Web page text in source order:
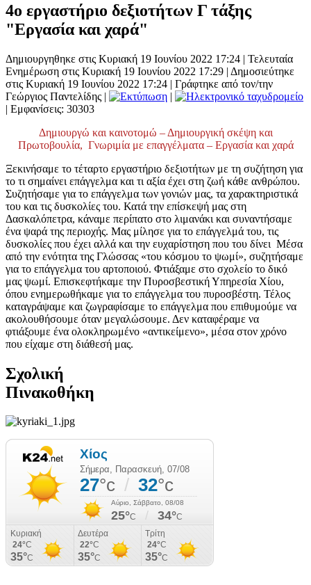
4ο εργαστήριο δεξιοτήτων Γ τάξης
"Εργασία και χαρά"
Δημιουργηθηκε στις Κυριακή 19 Ιουνίου 2022 17:24 | Τελευταία
Ενημέρωση στις Κυριακή 19 Ιουνίου 2022 17:29 | Δημοσιεύτηκε
στις Κυριακή 19 Ιουνίου 2022 17:24 | Γράφτηκε από τον/την
Γεώργιος Παντελίδης |
|
| Εμφανίσεις: 30303
Δημιουργώ και καινοτομώ – Δημιουργική σκέψη και
Πρωτοβουλία, Γνωριμία με επαγγέλματα – Εργασία και χαρά
Ξεκινήσαμε το τέταρτο εργαστήριο δεξιοτήτων με τη συζήτηση για
το τι σημαίνει επάγγελμα και τι αξία έχει στη ζωή κάθε ανθρώπου.
Συζητήσαμε για το επάγγελμα των γονιών μας, τα χαρακτηριστικά
του και τις δυσκολίες του. Κατά την επίσκεψή μας στη
Δασκαλόπετρα, κάναμε περίπατο στο λιμανάκι και συναντήσαμε
ένα ψαρά της περιοχής. Μας μίλησε για το επάγγελμά του, τις
δυσκολίες που έχει αλλά και την ευχαρίστηση που του δίνει Μέσα
από την ενότητα της Γλώσσας «του κόσμου το ψωμί», συζητήσαμε
για το επάγγελμα του αρτοποιού. Φτιάξαμε στο σχολείο το δικό
μας ψωμί. Επισκεφτήκαμε την Πυροσβεστική Υπηρεσία Χίου,
όπου ενημερωθήκαμε για το επάγγελμα του πυροσβέστη. Τέλος
καταγράψαμε και ζωγραφίσαμε το επάγγελμα που επιθυμούμε να
ακολουθήσουμε όταν μεγαλώσουμε. Δεν καταφέραμε να
φτιάξουμε ένα ολοκληρωμένο «αντικείμενο», μέσα στον χρόνο
που είχαμε στη διάθεσή μας.
Σχολική
Πινακοθήκη